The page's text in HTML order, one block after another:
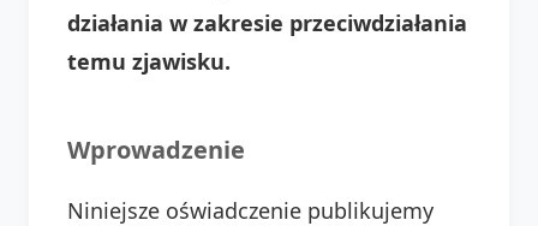
działania w zakresie przeciwdziałania
temu zjawisku.
Wprowadzenie
Niniejsze oświadczenie publikujemy